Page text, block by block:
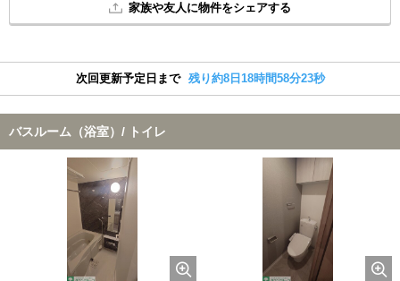
家族や友人に物件をシェアする
次回更新予定日まで 残り約8日18時間58分22秒
バスルーム（浴室）/ トイレ